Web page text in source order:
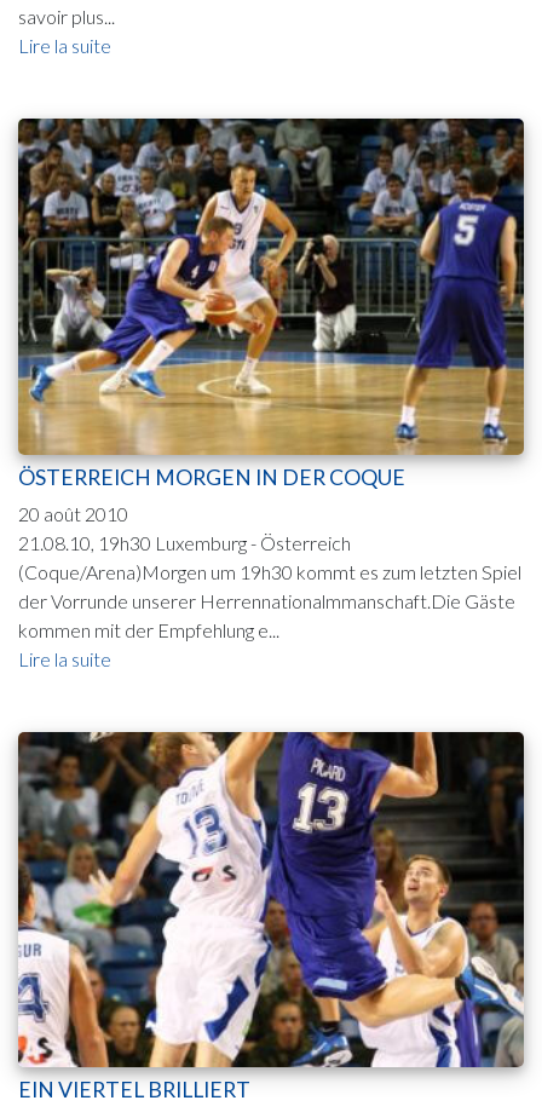
savoir plus...
Lire la suite
ÖSTERREICH MORGEN IN DER COQUE
20 août 2010
21.08.10, 19h30 Luxemburg - Österreich
(Coque/Arena)Morgen um 19h30 kommt es zum letzten Spiel
der Vorrunde unserer Herrennationalmmanschaft.Die Gäste
kommen mit der Empfehlung e...
Lire la suite
EIN VIERTEL BRILLIERT